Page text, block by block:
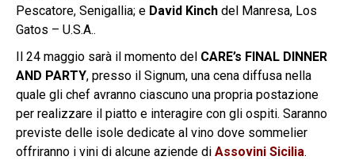
Pescatore, Senigallia; e David Kinch del Manresa, Los
Gatos – U.S.A..
Il 24 maggio sarà il momento del CARE’s FINAL DINNER
AND PARTY, presso il Signum, una cena diffusa nella
quale gli chef avranno ciascuno una propria postazione
per realizzare il piatto e interagire con gli ospiti. Saranno
previste delle isole dedicate al vino dove sommelier
offriranno i vini di alcune aziende di Assovini Sicilia.